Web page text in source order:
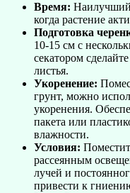
Время: Наилучший
когда растение
Подготовка
10-15 см с
секатором
листья.
Укоренение:
грунт, можно
укоренения.
пакета или
влажности.
Условия:
рассеянным
лучей и
привести к